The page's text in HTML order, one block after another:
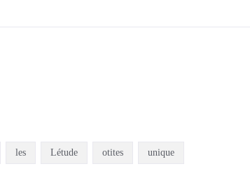
les Létude otites unique